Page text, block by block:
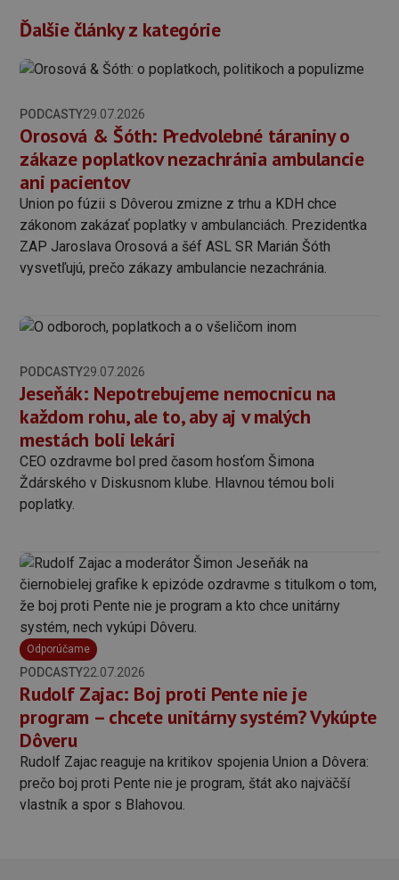
Ďalšie články z kategórie
PODCASTY29.07.2026
Orosová & Šóth: Predvolebné táraniny o
zákaze poplatkov nezachránia ambulancie
ani pacientov
Union po fúzii s Dôverou zmizne z trhu a KDH chce
zákonom zakázať poplatky v ambulanciách. Prezidentka
ZAP Jaroslava Orosová a šéf ASL SR Marián Šóth
vysvetľujú, prečo zákazy ambulancie nezachránia.
PODCASTY29.07.2026
Jeseňák: Nepotrebujeme nemocnicu na
každom rohu, ale to, aby aj v malých
mestách boli lekári
CEO ozdravme bol pred časom hosťom Šimona
Ždárského v Diskusnom klube. Hlavnou témou boli
poplatky.
Odporúčame
PODCASTY22.07.2026
Rudolf Zajac: Boj proti Pente nie je
program – chcete unitárny systém? Vykúpte
Dôveru
Rudolf Zajac reaguje na kritikov spojenia Union a Dôvera:
prečo boj proti Pente nie je program, štát ako najväčší
vlastník a spor s Blahovou.